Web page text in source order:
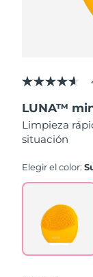
4.6
5
estrellas,
valor
medio
valoración.
Read
573
Enlace
misma
página.
LUNA™
Limpieza
situación
Elegir el color: